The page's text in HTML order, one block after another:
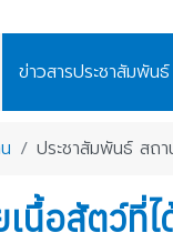
ข่าวสารประชาสัมพันธ์
ประชาสัมพันธ์ สถ
นื้อสัตว์ที่